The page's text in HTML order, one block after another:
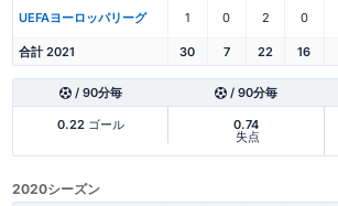
UEFAヨーロッパリーグ 1 0 2 0
合計 2021 30 7 22 16
/ 90分毎 / 90分毎
0.22 ゴール 0.74
失点
2020シーズン